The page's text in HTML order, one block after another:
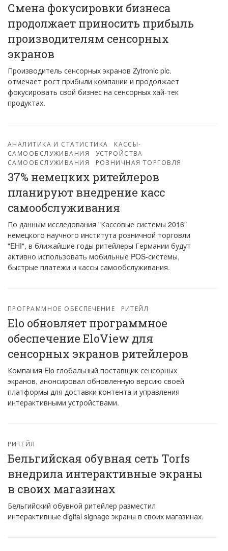
Смена фокусировки бизнеса
продолжает приносить прибыль
производителям сенсорных
экранов
Производитель сенсорных экранов Zytronic plc.
отмечает рост прибыли компании и продолжает
фокусировать свой бизнес на сенсорных хай-тек
продуктах.
АНАЛИТИКА И СТАТИСТИКА
КАССЫ-
САМООБСЛУЖИВАНИЯ
УСТРОЙСТВА
САМООБСЛУЖИВАНИЯ
РОЗНИЧНАЯ ТОРГОВЛЯ
37% немецких ритейлеров
планируют внедрение касс
самообслуживания
По данным исследования "Кассовые системы 2016"
немецкого научного института розничной торговли
"EHI", в ближайшие годы ритейлеры Германии будут
активно использовать мобильные POS-системы,
быстрые платежи и кассы самообслуживания.
ПРОГРАММНОЕ ОБЕСПЕЧЕНИЕ РИТЕЙЛ
Elo обновляет программное
обеспечение EloView для
сенсорных экранов ритейлеров
Компания Elo глобальный поставщик сенсорных
экранов, анонсировал обновленную версию своей
платформы для доставки контента и управления
интерактивными устройствами.
РИТЕЙЛ
Бельгийская обувная сеть Torfs
внедрила интерактивные экраны
в своих магазинах
Бельгийский обувной ритейлер разместил
интерактивные digital signage экраны в своих магазинах.